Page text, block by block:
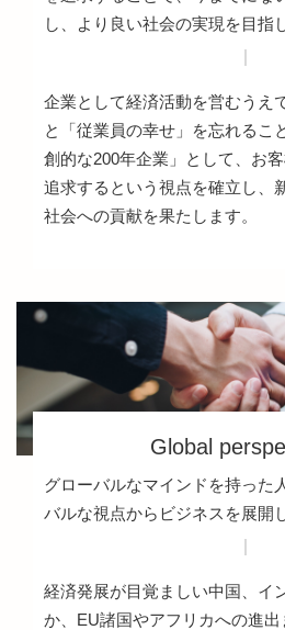
し、より良い社会の実現を目指
企業として経済活動を営むうえ
と「従業員の幸せ」を忘れるこ
創的な200年企業」として、お
追求するという視点を確立し、
社会への貢献を果たします。
Global
グローバルなマインドを持った
バルな視点からビジネスを展開
経済発展が目覚ましい中国、イ
か、EU諸国やアフリカへの進